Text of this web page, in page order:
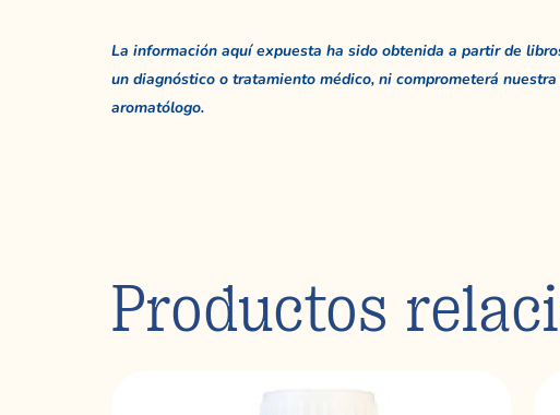
La información aquí expuesta ha sido obtenida a partir de
un diagnóstico o tratamiento médico, ni comprometerá
aromatólogo.
Productos